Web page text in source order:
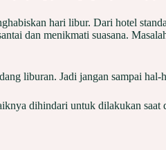
hari libur. Dari hotel
dan menikmati suasana.
liburan. Jadi jangan sampai
dihindari untuk dilakukan